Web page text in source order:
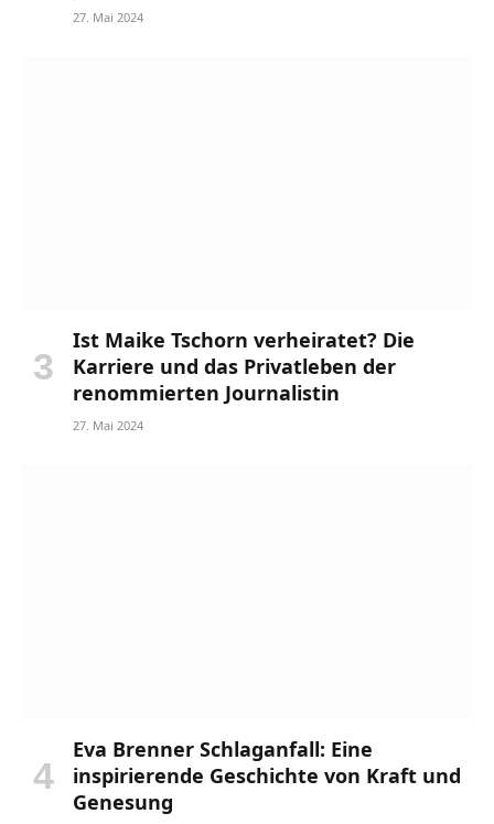
27. Mai 2024
Ist Maike Tschorn verheiratet? Die
Karriere und das Privatleben der
renommierten Journalistin
27. Mai 2024
Eva Brenner Schlaganfall: Eine
inspirierende Geschichte von Kraft und
Genesung